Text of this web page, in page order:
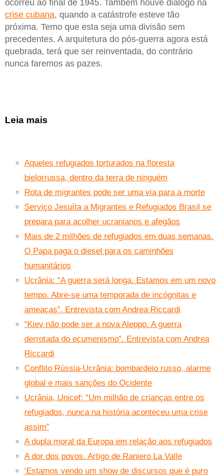
ocorreu ao final de 1945. Também houve diálogo na
crise cubana, quando a catástrofe esteve tão
próxima. Temo que esta seja uma divisão sem
precedentes. A arquitetura do pós-guerra agora está
quebrada, terá que ser reinventada, do contrário
nunca faremos as pazes.
Leia mais
Aqueles refugiados torturados na floresta
bielorrussa, dentro da terra de ninguém
Rota de migrantes pode ser uma via para a morte
Serviço Jesuíta a Migrantes e Refugiados Brasil se
prepara para acolher ucranianos e afegãos
Mais de 2 milhões de refugiados em duas semanas.
O Papa paga o diesel para os caminhões
humanitários
Ucrânia: “A guerra será longa. Estamos em um novo
tempo. Abre-se uma temporada de incógnitas e
ameaças”. Entrevista com Andrea Riccardi
“Kiev não pode ser a nova Aleppo. A guerra
derrotada do ecumenismo”. Entrevista com Andrea
Riccardi
Conflito Rússia-Ucrânia: bombardeio russo, alarme
global e mais sanções do Ocidente
Ucrânia, Unicef: “Um milhão de crianças entre os
refugiados, nunca na história aconteceu uma crise
assim”
A dupla moral da Europa em relação aos refugiados
A dor dos povos. Artigo de Raniero La Valle
‘Estamos vendo um show de discursos que é puro